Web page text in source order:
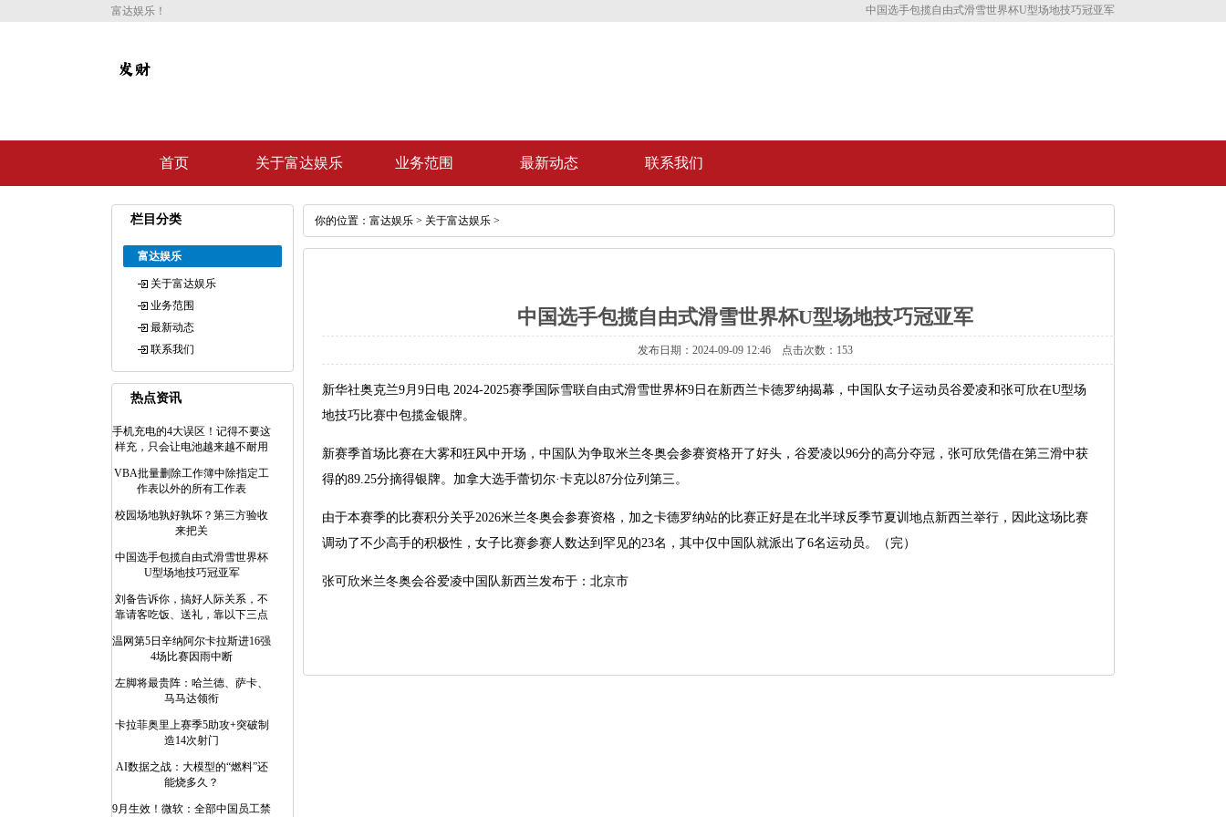
富达娱乐！ 中国选手包揽自由式滑雪世界杯U型场地技巧冠亚军
首页 关于富达娱乐 业务范围 最新动态 联系我们
栏目分类
富达娱乐
关于富达娱乐
业务范围
最新动态
联系我们
热点资讯
手机充电的4大误区！记得不要这
样充，只会让电池越来越不耐用
VBA批量删除工作簿中除指定工
作表以外的所有工作表
校园场地孰好孰坏？第三方验收
来把关
中国选手包揽自由式滑雪世界杯
U型场地技巧冠亚军
刘备告诉你，搞好人际关系，不
靠请客吃饭、送礼，靠以下三点
温网第5日辛纳阿尔卡拉斯进16强
4场比赛因雨中断
左脚将最贵阵：哈兰德、萨卡、
马马达领衔
卡拉菲奥里上赛季5助攻+突破制
造14次射门
AI数据之战：大模型的“燃料”还
能烧多久？
9月生效！微软：全部中国员工禁
你的位置： 富达娱乐 > 关于富达娱乐 >
中国选手包揽自由式滑雪世界杯U型场地技巧冠亚军
发布日期：2024-09-09 12:46 点击次数：153
新华社奥克兰9月9日电 2024-2025赛季国际雪联自由式滑雪世界杯9日在新西兰卡德罗纳揭幕，中国队女子运动员谷爱凌和张可欣在U型场
地技巧比赛中包揽金银牌。
新赛季首场比赛在大雾和狂风中开场，中国队为争取米兰冬奥会参赛资格开了好头，谷爱凌以96分的高分夺冠，张可欣凭借在第三滑中获
得的89.25分摘得银牌。加拿大选手蕾切尔·卡克以87分位列第三。
由于本赛季的比赛积分关乎2026米兰冬奥会参赛资格，加之卡德罗纳站的比赛正好是在北半球反季节夏训地点新西兰举行，因此这场比赛
调动了不少高手的积极性，女子比赛参赛人数达到罕见的23名，其中仅中国队就派出了6名运动员。（完）
张可欣米兰冬奥会谷爱凌中国队新西兰发布于：北京市